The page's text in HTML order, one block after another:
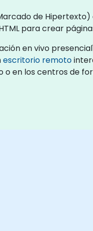
de
para crear
en vivo
escritorio remoto
en los centros de